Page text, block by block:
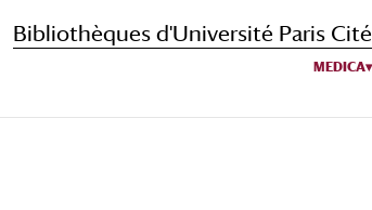
Bibliothèques d'Université Paris Cité
MEDICA